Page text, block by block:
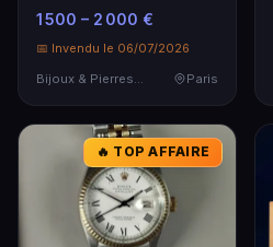
intemporelle
1 500 – 2 000 €
📅 Invendu le 06/07/2026
Bijoux & Pierres Précieuses
Paris
🔥 TOP AFFAIRE